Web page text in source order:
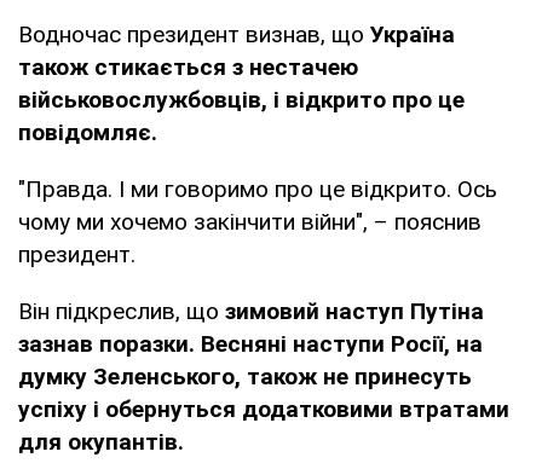
Водночас президент визнав, що Україна
також стикається з нестачею
військовослужбовців, і відкрито про це
повідомляє.
"Правда. І ми говоримо про це відкрито. Ось
чому ми хочемо закінчити війни", – пояснив
президент.
Він підкреслив, що зимовий наступ Путіна
зазнав поразки. Весняні наступи Росії, на
думку Зеленського, також не принесуть
успіху і обернуться додатковими втратами
для окупантів.